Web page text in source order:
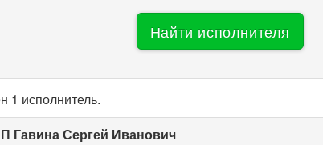
Найти исполнителя
1 исполнитель.
Гавина Сергей Иванович